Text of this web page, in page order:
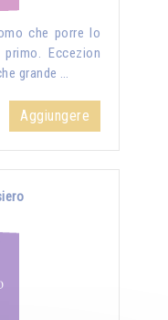
che porre lo
Eccezion
grande …
Aggiungere